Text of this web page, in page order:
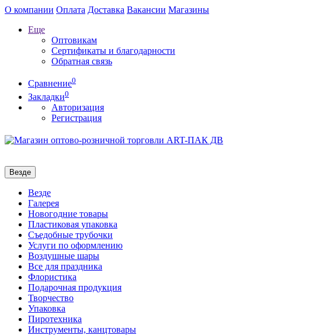
О компании Оплата Доставка Вакансии Магазины
Еще
Оптовикам
Сертификаты и благодарности
Обратная связь
Сравнение0
Закладки0
Авторизация
Регистрация
Везде
Везде
Галерея
Новогодние товары
Пластиковая упаковка
Съедобные трубочки
Услуги по оформлению
Воздушные шары
Все для праздника
Флористика
Подарочная продукция
Творчество
Упаковка
Пиротехника
Инструменты, канцтовары